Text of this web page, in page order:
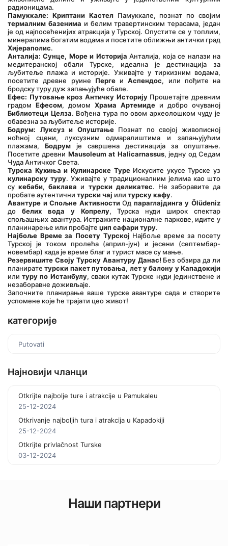
радионицама.
Памуккале: Криптани Кастел
термалним базенима и белим травертинским терасама, један
је од најпосећенијих атракција у Турској. Опустите се у топлим,
Хијераполис.
Анталија: Сунце, Море и Историја Анталија, која се налази на
медитеранској обали Турске, идеална је дестинација за
љубитеље плажа и историје. Уживајте у тиркизним водама,
посетите древне руине Перге и Аспендос, или пођите на
бродску туру дуж запањујуће обале.
Ефес: Путовање кроз Античку Историју Прошетајте древним
градом Ефесом, домом Храма Артемиде
Библиотеци Целза. Вођена тура по овом археолошком чуду је
обавезна за љубитеље историје.
Бодрум: Луксуз и Опуштање Познат по својој живописној
ноћној сцени, луксузним одмаралиштима и запањујућим
плажама, Бодрум је савршена дестинација за опуштање.
Посетите древни Mausoleum at Halicarnassus, једну од Седам
Чуда Античког Света.
Турска Кухиња и Кулинарске Туре
кулинарску туру. Уживајте у традиционалним јелима као што
су кебаби, баклава и турски деликатес. Не заборавите да
пробате аутентични турски чај или турску кафу.
Авантуре и Спољне Активности Од параглајдинга у Ölüdeniz
до белих вода у Копрелу, Турска нуди широк спектар
спољашњих авантура. Истражите националне паркове, идите у
планинарење или пробајте џип сафари туру.
Најбоље Време за Посету Турској Најбоље време за посету
Турској је током пролећа (април-јун) и јесени (септембар-
новембар) када је време благ и турист масе су мање.
Резервишите Своју Турску Авантуру Данас! Без обзира да ли
планирате турски пакет путовања, лет у балону у Кападокији
или туру по Истанбулу, сваки кутак Турске нуди јединствене и
незаборавне доживљаје.
Започните планирање ваше турске авантуре сада и створите
успомене које ће трајати цео живот!
категорије
Putovati
Најновији чланци
Otkrijte najbolje ture i atrakcije u Pamukaleu
25-12-2024
Otkrivanje najboljih tura i atrakcija u Kapadokiji
25-12-2024
Otkrijte privlačnost Turske
03-12-2024
Наши партнери